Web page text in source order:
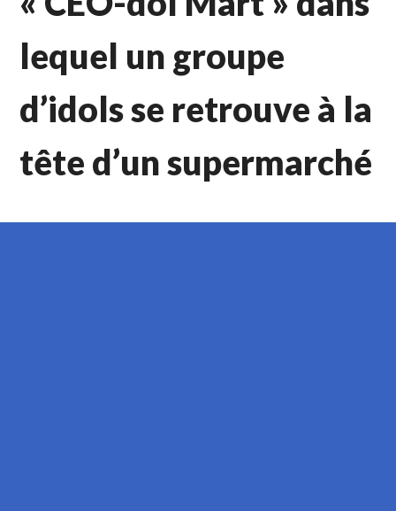
lequel un groupe
d’idols se retrouve à la
tête d’un supermarché